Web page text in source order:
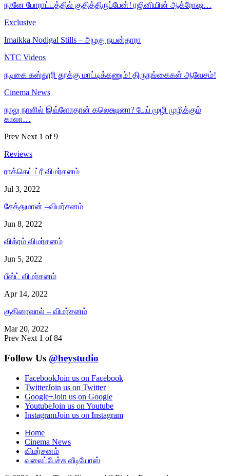
நானே போராட்டத்தில் குதித்திருப்பேன்! ரஜினியின் ஆக்ரோஷ…
Exclusive
Imaikka Nodigal Stills – அழகு நயன்தாரா
NTC Videos
நடிகை கஸ்தூரி தூக்கு மாட்டிக்கணும்! திருநங்கைகள் ஆவேசம்!
Cinema News
நாலு நாளில் இவ்ளோதான் கலெக்ஷனா? பேய் முழி முழிக்கும்
காலா…
Prev Next 1 of 9
Reviews
ராக்கெட் ட்ரீ விமர்சனம்
Jul 3, 2022
சேத்துமான் –விமர்சனம்
Jun 8, 2022
விக்ரம் விமர்சனம்
Jun 5, 2022
பீஸ்ட் விமர்சனம்
Apr 14, 2022
குதிரைவால் – விமர்சனம்
Mar 20, 2022
Prev Next 1 of 84
Follow Us @heystudio
FacebookJoin us on Facebook
TwitterJoin us on Twitter
Google+Join us on Google
YoutubeJoin us on Youtube
InstagramJoin us on Instagram
Home
Cinema News
விமர்சனம்
வலைப்பேச்சு வீடியோஸ்